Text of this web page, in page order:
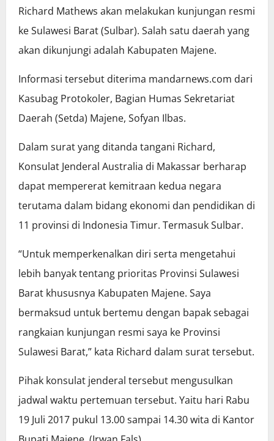
Richard Mathews akan melakukan kunjungan resmi
ke Sulawesi Barat (Sulbar). Salah satu daerah yang
akan dikunjungi adalah Kabupaten Majene.
Informasi tersebut diterima mandarnews.com dari
Kasubag Protokoler, Bagian Humas Sekretariat
Daerah (Setda) Majene, Sofyan Ilbas.
Dalam surat yang ditanda tangani Richard,
Konsulat Jenderal Australia di Makassar berharap
dapat mempererat kemitraan kedua negara
terutama dalam bidang ekonomi dan pendidikan di
11 provinsi di Indonesia Timur. Termasuk Sulbar.
“Untuk memperkenalkan diri serta mengetahui
lebih banyak tentang prioritas Provinsi Sulawesi
Barat khususnya Kabupaten Majene. Saya
bermaksud untuk bertemu dengan bapak sebagai
rangkaian kunjungan resmi saya ke Provinsi
Sulawesi Barat,” kata Richard dalam surat tersebut.
Pihak konsulat jenderal tersebut mengusulkan
jadwal waktu pertemuan tersebut. Yaitu hari Rabu
19 Juli 2017 pukul 13.00 sampai 14.30 wita di Kantor